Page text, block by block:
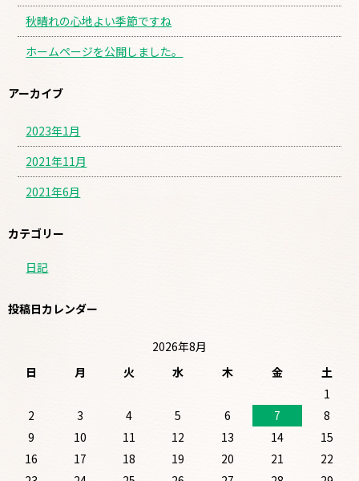
秋晴れの心地よい季節ですね
ホームページを公開しました。
アーカイブ
2023年1月
2021年11月
2021年6月
カテゴリー
日記
投稿日カレンダー
2026年8月
日
月 火 水 木 金
土
1
2
3 4 5 6 7
8
9
10 11 12 13 14
15
16
17 18 19 20 21
22